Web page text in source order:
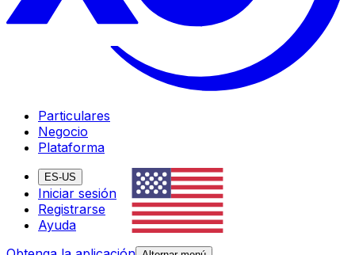
Particulares
Negocio
Plataforma
ES-US
Iniciar sesión
Registrarse
Ayuda